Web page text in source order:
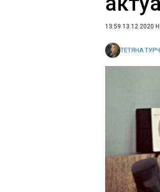
13:59 13.12.2020
ТЕТЯНА